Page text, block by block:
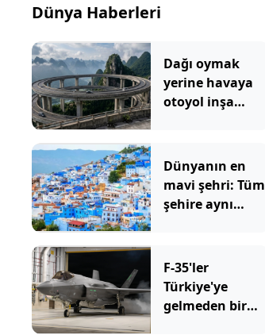
Dünya Haberleri
Dağı oymak
yerine havaya
otoyol inşa
Dünyanın en
mavi şehri: Tüm
şehire aynı
F-35'ler
Türkiye'ye
gelmeden bir